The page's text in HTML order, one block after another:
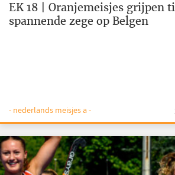
EK 18 | Oranjemeisjes grijpen
spannende zege op Belgen
- nederlands meisjes a -